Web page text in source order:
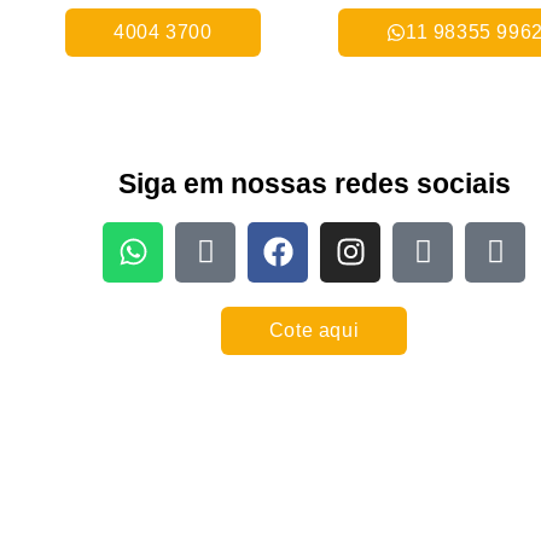
4004 3700 11 98355 9962
Siga em nossas redes sociais
Cote aqui